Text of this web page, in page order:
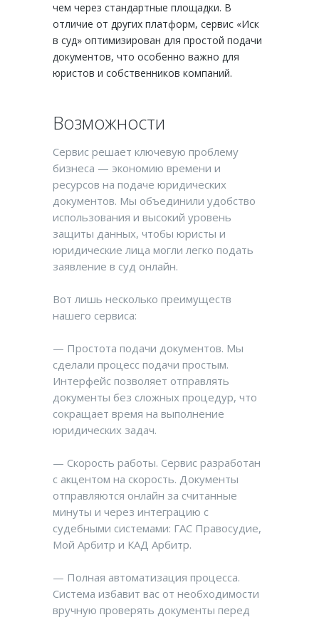
чем через стандартные площадки. В
отличие от других платформ, сервис «Иск
в суд» оптимизирован для простой подачи
документов, что особенно важно для
юристов и собственников компаний.
Возможности
Сервис решает ключевую проблему
бизнеса — экономию времени и
ресурсов на подаче юридических
документов. Мы объединили удобство
использования и высокий уровень
защиты данных, чтобы юристы и
юридические лица могли легко подать
заявление в суд онлайн.
Вот лишь несколько преимуществ
нашего сервиса:
— Простота подачи документов. Мы
сделали процесс подачи простым.
Интерфейс позволяет отправлять
документы без сложных процедур, что
сокращает время на выполнение
юридических задач.
— Скорость работы. Сервис разработан
с акцентом на скорость. Документы
отправляются онлайн за считанные
минуты и через интеграцию с
судебными системами: ГАС Правосудие,
Мой Арбитр и КАД Арбитр.
— Полная автоматизация процесса.
Система избавит вас от необходимости
вручную проверять документы перед